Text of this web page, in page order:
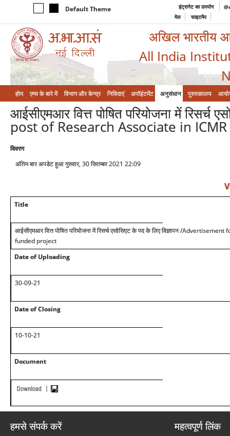
Default Theme इंट्रानेट का उपयोग
मेल
साइटमैप
अखिल भारतीय
All India
होम एम्‍स के बारे में विभाग और केन्‍द्र निविदाएं अपॉइंटमेंट अनुसंधान पुस्तकालय
आईसीएमआर वित्त पोषित परियोजना में
post of Research Associate in
विवरण
अंतिम बार अपडेट हुआ गुरुवार, 30 सितम्बर 2021 22:09
Title
आईसीएमआर वित्त पोषित परियोजना में रिसर्च एसोसिएट के पद के लिए विज्ञापन /
funded project
Date of Uploading
30-09-21
Date of Closing
10-10-21
Document
हमसे संपर्क करें महत्वपूर्ण लिंक